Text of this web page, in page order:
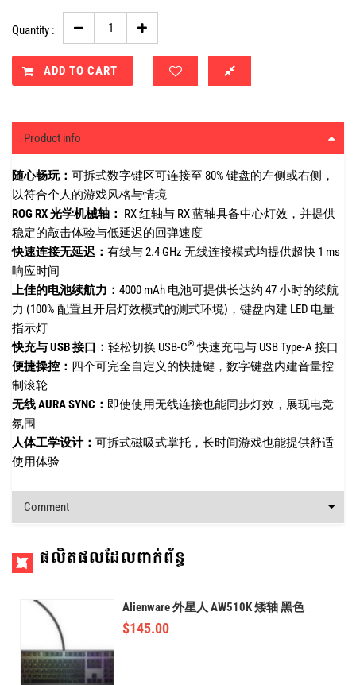
Quantity :
ADD TO CART
Product info
随心畅玩： 可拆式数字键区可连接至 80% 键盘的左侧或右侧，
以符合个人的游戏风格与情境
ROG RX 光学机械轴： RX 红轴与 RX 蓝轴具备中心灯效，并提供
稳定的敲击体验与低延迟的回弹速度
快速连接无延迟： 有线与 2.4 GHz 无线连接模式均提供超快 1 ms
响应时间
上佳的电池续航力： 4000 mAh 电池可提供长达约 47 小时的续航
力 (100% 配置且开启灯效模式的测式环境)，键盘内建 LED 电量
指示灯
快充与 USB 接口： 轻松切换 USB-C® 快速充电与 USB Type-A 接口
便捷操控： 四个可完全自定义的快捷键，数字键盘内建音量控
制滚轮
无线 AURA SYNC： 即使使用无线连接也能同步灯效，展现电竞
氛围
人体工学设计： 可拆式磁吸式掌托，长时间游戏也能提供舒适
使用体验
Comment
ផលិតផលដែលពាក់ព័ន្ធ
Alienware 外星人 AW510K 矮轴 黑色
$145.00